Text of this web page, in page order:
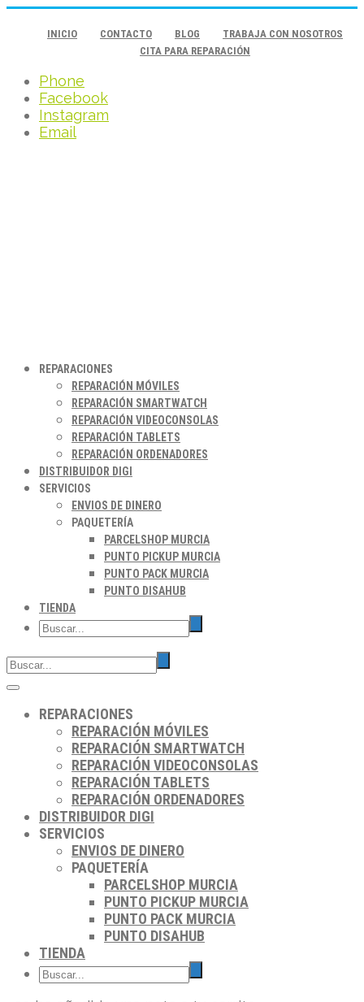
INICIO CONTACTO BLOG
TRABAJA CON NOSOTROS
CITA PARA REPARACIÓN
Phone
Facebook
Instagram
Email
REPARACIONES
REPARACIÓN MÓVILES
REPARACIÓN SMARTWATCH
REPARACIÓN VIDEOCONSOLAS
REPARACIÓN TABLETS
REPARACIÓN ORDENADORES
DISTRIBUIDOR DIGI
SERVICIOS
ENVIOS DE DINERO
PAQUETERÍA
PARCELSHOP MURCIA
PUNTO PICKUP MURCIA
PUNTO PACK MURCIA
PUNTO DISAHUB
TIENDA
REPARACIONES
REPARACIÓN MÓVILES
REPARACIÓN SMARTWATCH
REPARACIÓN VIDEOCONSOLAS
REPARACIÓN TABLETS
REPARACIÓN ORDENADORES
DISTRIBUIDOR DIGI
SERVICIOS
ENVIOS DE DINERO
PAQUETERÍA
PARCELSHOP MURCIA
PUNTO PICKUP MURCIA
PUNTO PACK MURCIA
PUNTO DISAHUB
TIENDA